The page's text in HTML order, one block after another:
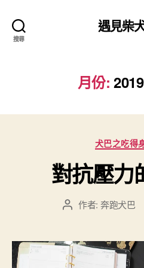
搜尋
遇見柴
月份:
分
類
犬巴之吃得
對抗壓力
文
者
作者: 奔跑犬巴